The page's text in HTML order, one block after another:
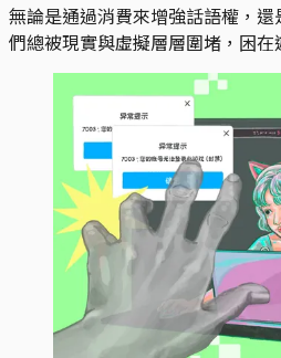
無論是通過消費來增強話語權，
們總被現實與虛擬層層圍堵，困在